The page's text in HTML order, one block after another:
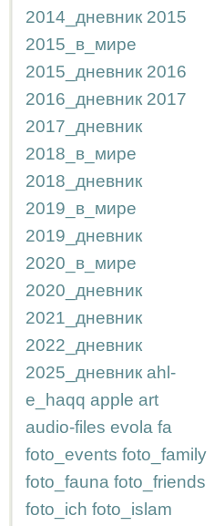
2014_дневник 2015
2015_в_мире
2015_дневник 2016
2016_дневник 2017
2017_дневник
2018_в_мире
2018_дневник
2019_в_мире
2019_дневник
2020_в_мире
2020_дневник
2021_дневник
2022_дневник
2025_дневник ahl-
e_haqq apple art
audio-files evola fa
foto_events foto_family
foto_fauna foto_friends
foto_ich foto_islam